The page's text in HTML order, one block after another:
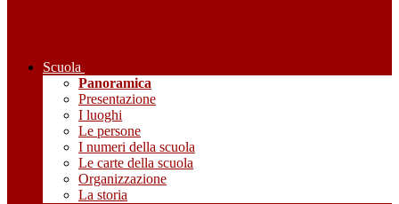
Scuola
Panoramica
Presentazione
I luoghi
Le persone
I numeri della scuola
Le carte della scuola
Organizzazione
La storia